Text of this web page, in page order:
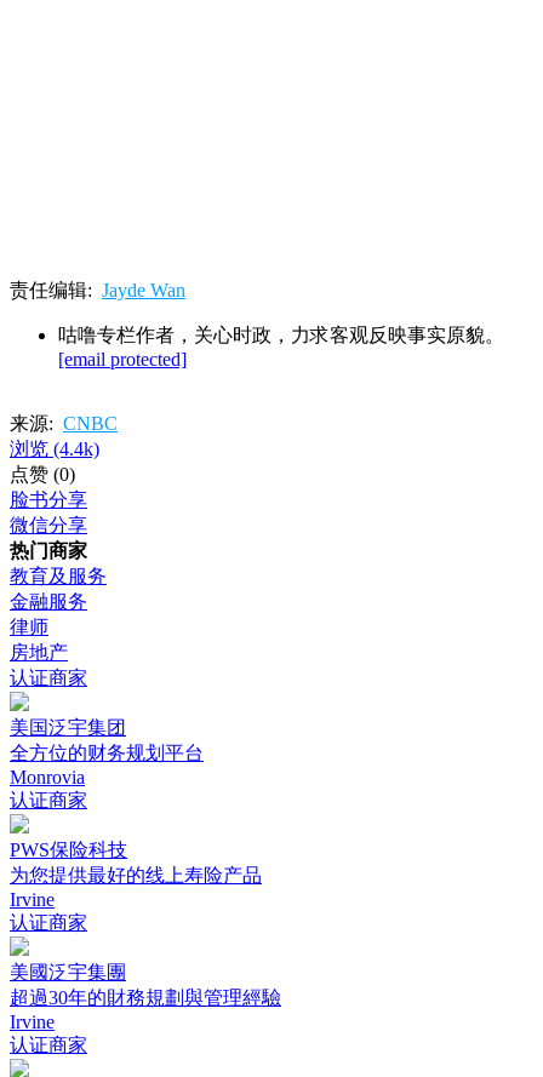
责任编辑: Jayde Wan
咕噜专栏作者，关心时政，力求客观反映事实原貌。
[email protected]
来源: CNBC
浏览 (4.4k)
点赞 (0)
脸书分享
微信分享
热门商家
教育及服务
金融服务
律师
房地产
认证商家
美国泛宇集团
全方位的财务规划平台
Monrovia
认证商家
PWS保险科技
为您提供最好的线上寿险产品
Irvine
认证商家
美國泛宇集團
超過30年的財務規劃與管理經驗
Irvine
认证商家